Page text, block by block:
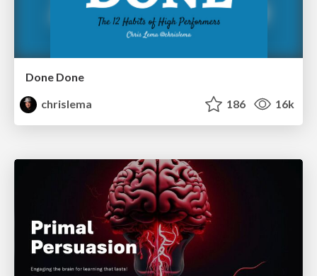
Done Done
chrislema
186 16k